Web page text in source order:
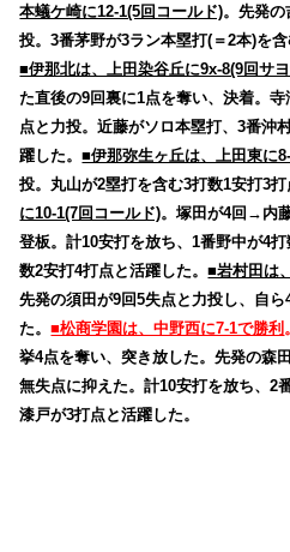
本蟻ケ崎に12-1(5回コールド)。先発
投。3番茅野が3ラン本塁打(＝2本)を
■伊那北は、上田染谷丘に9x-8(9回サ
た直後の9回裏に1点を奪い、決着。
点と力投。近藤がソロ本塁打、3番沖
躍した。■伊那弥生ヶ丘は、上田東に
投。丸山が2塁打を含む3打数1安打3
に10-1(7回コールド)。塚田が4回→内
登板。計10安打を放ち、1番野中が4
数2安打4打点と活躍した。■岩村田は
先発の須田が9回5失点と力投し、自
た。■松商学園は、中野西に7-1で勝利
挙4点を奪い、突き放した。先発の森
無失点に抑えた。計10安打を放ち、2
漆戸が3打点と活躍した。